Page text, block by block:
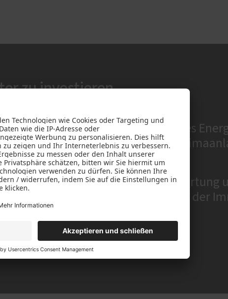
zu investieren

Reduzierung des
Heizung und

Optische Aufwertung
Wertsteigerung der